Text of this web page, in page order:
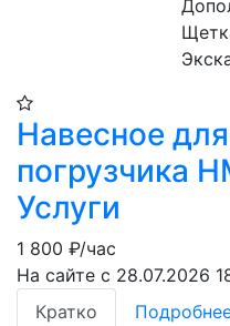
Навесное
погрузчика
Услуги
1 800 ₽/час
На сайте с 28.07.2026
Кратко